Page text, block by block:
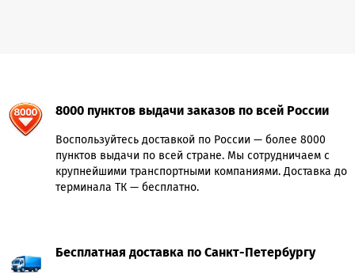
8000 пунктов выдачи заказов по всей России
Воспользуйтесь доставкой по России — более 8000
пунктов выдачи по всей стране. Мы сотрудничаем с
крупнейшими транспортными компаниями. Доставка до
терминала ТК — бесплатно.
Бесплатная доставка по Санкт-Петербургу